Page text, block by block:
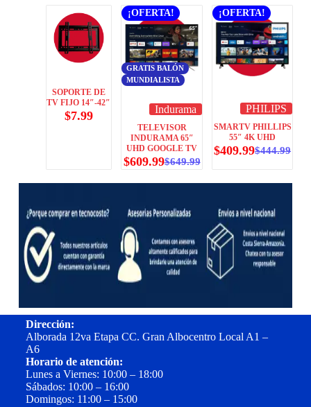
SOPORTE DE
TV FIJO 14″-42″
$7.99
GRATIS BALÓN
MUNDIALISTA
¡OFERTA!
Indurama
TELEVISOR
INDURAMA 65″
UHD GOOGLE TV
$649.99
$609.99
¡OFERTA!
PHILIPS
SMARTV PHILLIPS
55″ 4K UHD
$444.99
$409.99
Dirección:
Alborada 12va Etapa CC. Gran Albocentro Local A1 –
A6
Horario de atención:
Lunes a Viernes: 10:00 – 18:00
Sábados: 10:00 – 16:00
Domingos: 11:00 – 15:00